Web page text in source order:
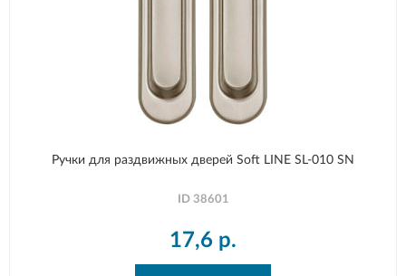
Ручки для раздвижных дверей Soft LINE SL-010 SN
ID 38601
17,6 р.